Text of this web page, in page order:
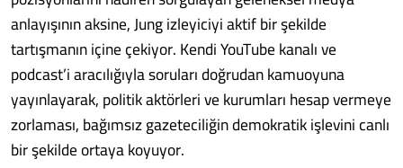
anlayışının aksine, Jung izleyiciyi aktif bir şekilde
tartışmanın içine çekiyor. Kendi YouTube kanalı ve
podcast’i aracılığıyla soruları doğrudan kamuoyuna
yayınlayarak, politik aktörleri ve kurumları hesap vermeye
zorlaması, bağımsız gazeteciliğin demokratik işlevini canlı
bir şekilde ortaya koyuyor.